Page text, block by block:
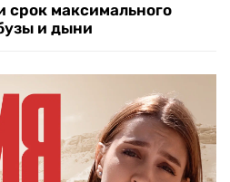
срок максимального
и дыни